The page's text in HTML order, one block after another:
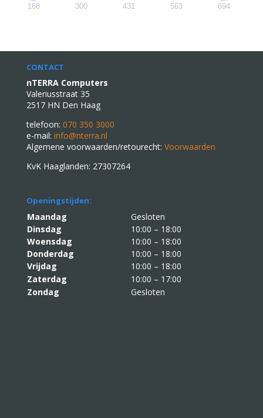
168 300 431 563 694
CONTACT
nTERRA Computers
Valeriusstraat 35
2517 HN Den Haag
telefoon: 070 350 3000
e-mail: info@nterra.nl
Algemene voorwaarden/retourecht: Voorwaarden
KvK Haaglanden: 27307264
Openingstijden:
Maandag
Gesloten
Dinsdag
10:00 – 18:00
Woensdag
10:00 – 18:00
Donderdag
10:00 – 18:00
Vrijdag
10:00 – 18:00
Zaterdag
10:00 – 17:00
Zondag
Gesloten